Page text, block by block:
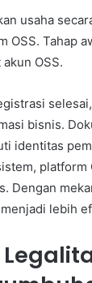
usaha
OSS. Tahap
OSS.
bisnis.
identitas
platform
Dengan
lebih